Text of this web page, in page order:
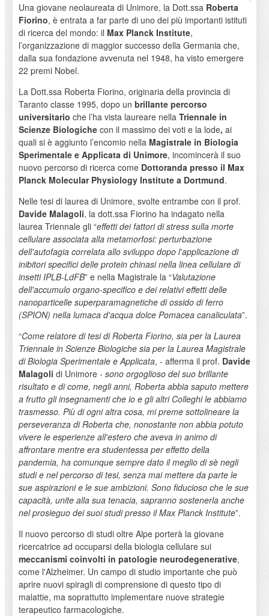
Una giovane neolaureata di Unimore, la Dott.ssa Roberta
Fiorino, è entrata a far parte di uno dei più importanti istituti
di ricerca del mondo: il Max Planck Institute,
l’organizzazione di maggior successo della Germania che,
dalla sua fondazione avvenuta nel 1948, ha visto emergere
22 premi Nobel.
La Dott.ssa Roberta Fiorino, originaria della provincia di
Taranto classe 1995, dopo un brillante percorso
universitario che l’ha vista laureare nella Triennale in
Scienze Biologichecon il massimo dei voti e la lode, ai
quali si è aggiunto l’encomio nella Magistrale in Biologia
Sperimentale e Applicata di Unimore, incomincerà il suo
nuovo percorso di ricerca come Dottoranda presso il Max
Planck Molecular Physiology Institute a Dortmund.
Nelle tesi di laurea di Unimore, svolte entrambe con il prof.
Davide Malagoli, la dott.ssa Fiorino ha indagato nella
laurea Triennale gli “effetti dei fattori di stress sulla morte
cellulare associata alla metamorfosi: perturbazione
dell'autofagia correlata allo sviluppo dopo l'applicazione di
inibitori specifici delle protein chinasi nella linea cellulare di
insetti IPLB-LdFB” e nella Magistrale la “Valutazione
dell'accumulo organo-specifico e dei relativi effetti delle
nanoparticelle superparamagnetiche di ossido di ferro
(SPION) nella lumaca d'acqua dolce Pomacea canaliculata”.
“Come relatore di tesi di Roberta Fiorino, sia per la Laurea
Triennale in Scienze Biologiche sia per la Laurea Magistrale
di Biologia Sperimentale e Applicata, - afferma il prof. Davide
Malagoli di Unimore - sono orgoglioso del suo brillante
risultato e di come, negli anni, Roberta abbia saputo mettere
a frutto gli insegnamenti che io e gli altri Colleghi le abbiamo
trasmesso. Più di ogni altra cosa, mi preme sottolineare la
perseveranza di Roberta che, nonostante non abbia potuto
vivere le esperienze all'estero che aveva in animo di
affrontare mentre era studentessa per effetto della
pandemia, ha comunque sempre dato il meglio di sè negli
studi e nel percorso di tesi, senza mai mettere da parte le
sue aspirazioni e le sue ambizioni. Sono fiducioso che le sue
capacità, unite alla sua tenacia, sapranno sostenerla anche
nel prosieguo dei suoi studi presso il Max Planck Institute”.
Il nuovo percorso di studi oltre Alpe porterà la giovane
ricercatrice ad occuparsi della biologia cellulare sui
meccanismi coinvolti in patologie neurodegenerative,
come l'Alzheimer. Un campo di studio importante che può
aprire nuovi spiragli di comprensione di questo tipo di
malattie, ma soprattutto implementare nuove strategie
terapeutico farmacologiche.